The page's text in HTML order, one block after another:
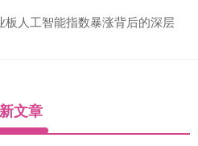
人工智能指数暴涨背后的深层
文章